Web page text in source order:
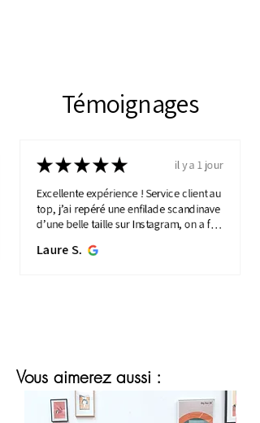
Témoignages
★★★★★
il y a 1 jour
Excellente expérience ! Service client au
top, j’ai repéré une enfilade scandinave
d’une belle taille sur Instagram, on a fait
plus...MONTRE PLUS
Laure S.
Vous aimerez aussi :